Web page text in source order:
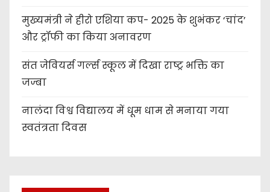
मुख्यमंत्री ने हीरो एशिया कप- 2025 के शुभंकर ‘चांद’
और ट्रॉफी का किया अनावरण
संत जेवियर्स गर्ल्स स्कूल में दिखा राष्ट्र भक्ति का
जज्बा
नालंदा विश्व विद्यालय में धूम धाम से मनाया गया
स्वतंत्रता दिवस